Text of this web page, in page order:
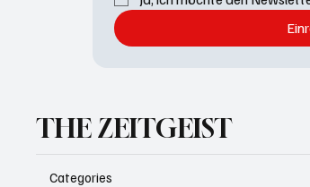
THE ZEITGEIST
Categories